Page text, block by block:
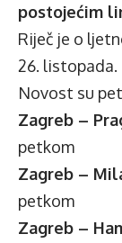
postojećim
Riječ je o
26. listopada.
Novost su
Zagreb –
petkom
Zagreb –
petkom
Zagreb –